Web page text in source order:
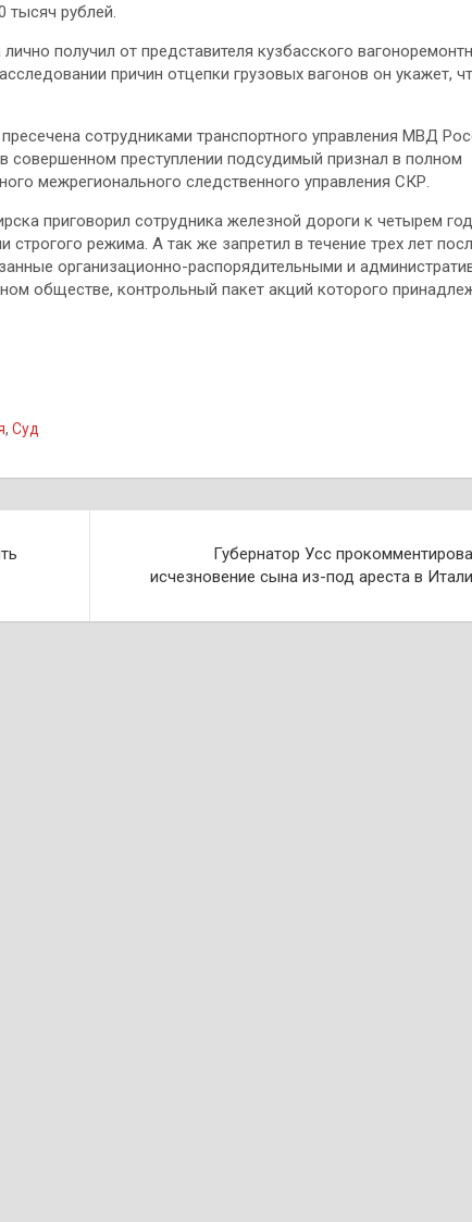
тысяч рублей.
получил от представителя кузбасского
причин отцепки грузовых вагонов он укажет,
сотрудниками транспортного управления МВД
совершенном преступлении подсудимый признал в полном
межрегионального следственного управления СКР.
приговорил сотрудника железной дороги к четырем
режима. А так же запретил в течение трех лет
организационно-распорядительными и
обществе, контрольный пакет акций которого
, Суд
Губернатор Усс
исчезновение сына из-под ареста в